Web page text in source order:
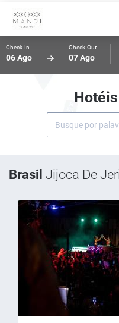
Check-In
06 Ago
Check-Out
07 Ago
Brasil Jijoca De